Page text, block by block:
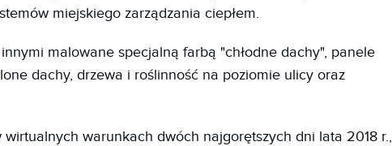
miejskiego zarządzania ciepłem.
malowane specjalną farbą "chłodne dachy", panele
dachy, drzewa i roślinność na poziomie ulicy oraz
wirtualnych warunkach dwóch najgorętszych dni lata 2018 r.,